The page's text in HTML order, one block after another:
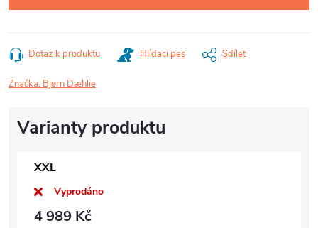
Dotaz k produktu Hlídací pes Sdílet
Značka: Bjørn Dæhlie
XXL
Vyprodáno
4 989 Kč